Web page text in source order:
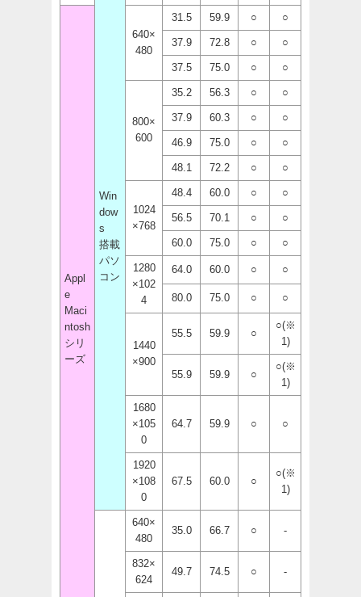
Win
dow
s
搭載
パソ
コン
Appl
e
Maci
ntosh
シリ
ーズ
640×
480
31.5 59.9 ○ ○
37.9 72.8 ○ ○
37.5 75.0 ○ ○
800×
600
35.2 56.3 ○ ○
37.9 60.3 ○ ○
46.9 75.0 ○ ○
48.1 72.2 ○ ○
1024
×768
48.4 60.0 ○ ○
56.5 70.1 ○ ○
60.0 75.0 ○ ○
1280
×102
4
64.0 60.0 ○ ○
80.0 75.0 ○ ○
1440
×900
55.5 59.9 ○
○(※
1)
55.9 59.9 ○
○(※
1)
1680
×105
0
64.7 59.9 ○ ○
1920
×108
0
67.5 60.0 ○
○(※
1)
640×
480
35.0 66.7 ○ -
832×
624
49.7 74.5 ○ -